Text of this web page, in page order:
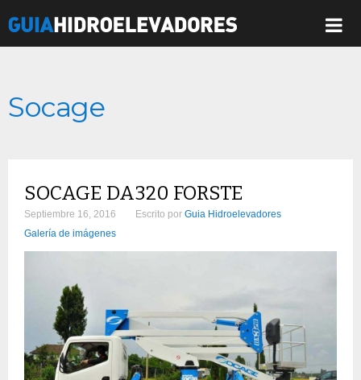
Socage
SOCAGE DA320 FORSTE
Septiembre 16, 2016 Escrito por Guia Hidroelevadores
Galería de imágenes